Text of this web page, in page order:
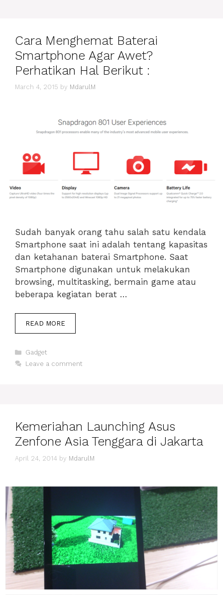
Cara Menghemat Baterai
Smartphone Agar Awet?
Perhatikan Hal Berikut :
March 4, 2015 by MdarulM
Sudah banyak orang tahu salah satu kendala
Smartphone saat ini adalah tentang kapasitas
dan ketahanan baterai Smartphone. Saat
Smartphone digunakan untuk melakukan
browsing, multitasking, bermain game atau
beberapa kegiatan berat …
READ MORE
MENGHEMAT
AGAR
Categories
Gadget
Leave a comment
Kemeriahan Launching Asus
Zenfone Asia Tenggara di Jakarta
April 24, 2014 by MdarulM